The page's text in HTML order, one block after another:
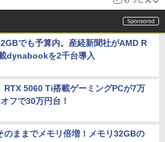
でも予算内。産経新聞社がAMD R
dynabookを2千台導入
RTX 5060 Ti搭載ゲーミングPCが7万
フで30万円台！
のままでメモリ倍増！メモリ32GBの